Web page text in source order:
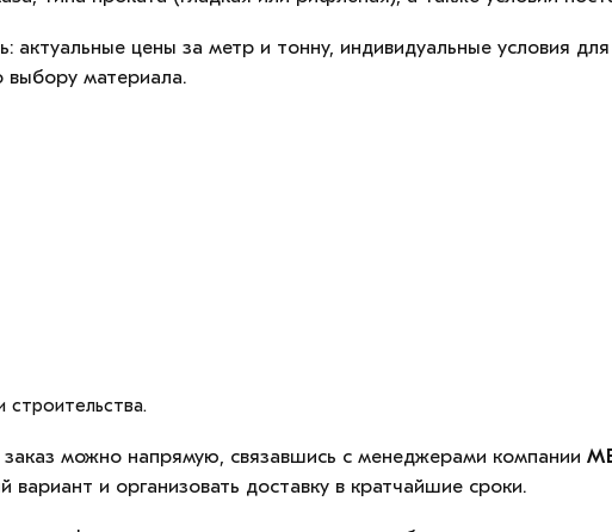
актуальные цены за метр и тонну, индивидуальные условия
выбору материала.
можно напрямую, связавшись с менеджерами компании
и организовать доставку в кратчайшие сроки.